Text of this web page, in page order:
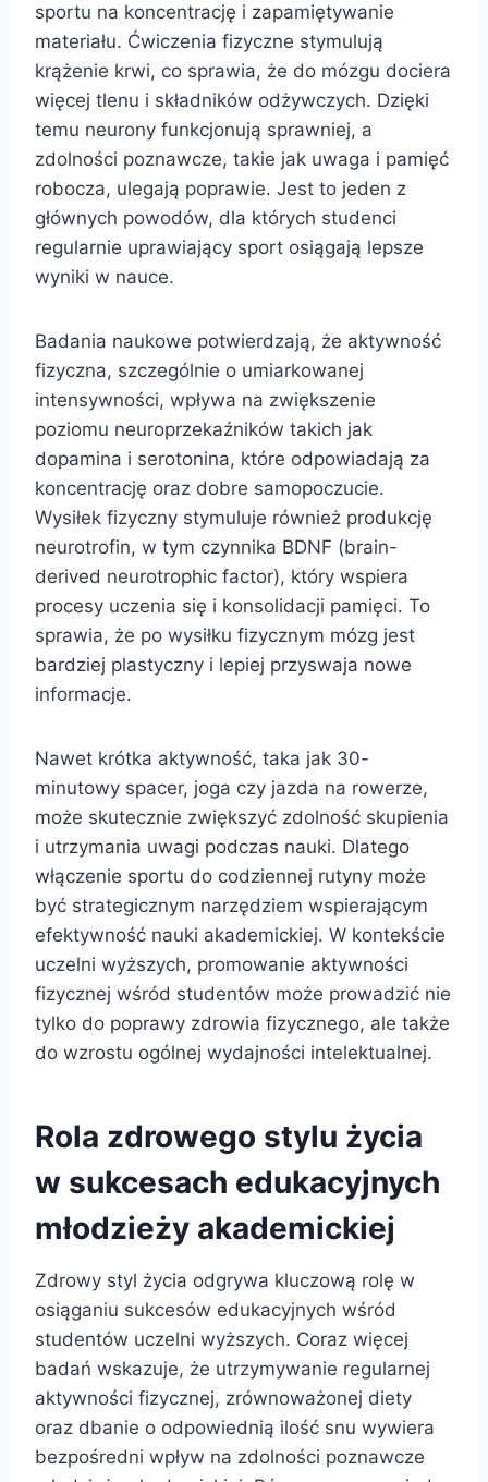
sportu na koncentrację i zapamiętywanie
materiału. Ćwiczenia fizyczne stymulują
krążenie krwi, co sprawia, że do mózgu dociera
więcej tlenu i składników odżywczych. Dzięki
temu neurony funkcjonują sprawniej, a
zdolności poznawcze, takie jak uwaga i pamięć
robocza, ulegają poprawie. Jest to jeden z
głównych powodów, dla których studenci
regularnie uprawiający sport osiągają lepsze
wyniki w nauce.
Badania naukowe potwierdzają, że aktywność
fizyczna, szczególnie o umiarkowanej
intensywności, wpływa na zwiększenie
poziomu neuroprzekaźników takich jak
dopamina i serotonina, które odpowiadają za
koncentrację oraz dobre samopoczucie.
Wysiłek fizyczny stymuluje również produkcję
neurotrofin, w tym czynnika BDNF (brain-
derived neurotrophic factor), który wspiera
procesy uczenia się i konsolidacji pamięci. To
sprawia, że po wysiłku fizycznym mózg jest
bardziej plastyczny i lepiej przyswaja nowe
informacje.
Nawet krótka aktywność, taka jak 30-
minutowy spacer, joga czy jazda na rowerze,
może skutecznie zwiększyć zdolność skupienia
i utrzymania uwagi podczas nauki. Dlatego
włączenie sportu do codziennej rutyny może
być strategicznym narzędziem wspierającym
efektywność nauki akademickiej. W kontekście
uczelni wyższych, promowanie aktywności
fizycznej wśród studentów może prowadzić nie
tylko do poprawy zdrowia fizycznego, ale także
do wzrostu ogólnej wydajności intelektualnej.
Rola zdrowego stylu życia
w sukcesach edukacyjnych
młodzieży akademickiej
Zdrowy styl życia odgrywa kluczową rolę w
osiąganiu sukcesów edukacyjnych wśród
studentów uczelni wyższych. Coraz więcej
badań wskazuje, że utrzymywanie regularnej
aktywności fizycznej, zrównoważonej diety
oraz dbanie o odpowiednią ilość snu wywiera
bezpośredni wpływ na zdolności poznawcze